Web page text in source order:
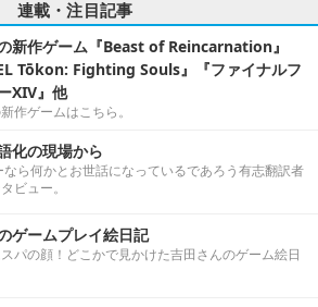
連載・注目記事
新作ゲーム『Beast of Reincarnation』
Tōkon: Fighting Souls』『ファイナルフ
XIV』他
作ゲームはこちら。
化の現場から
なら何かとお世話になっているであろう有志翻訳者
ビュー。
ゲームプレイ絵日記
パの顔！どこかで見かけた吉田さんのゲーム絵日